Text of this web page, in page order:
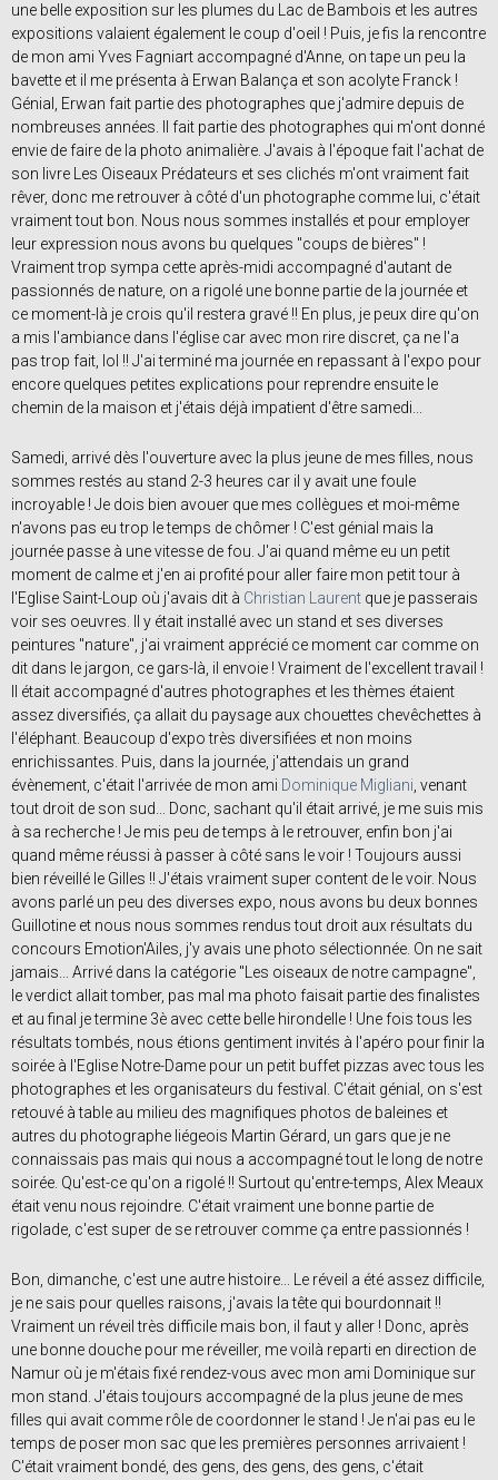
une belle exposition sur les plumes du Lac de Bambois et les autres
expositions valaient également le coup d'oeil ! Puis, je fis la rencontre
de mon ami Yves Fagniart accompagné d'Anne, on tape un peu la
bavette et il me présenta à Erwan Balança et son acolyte Franck !
Génial, Erwan fait partie des photographes que j'admire depuis de
nombreuses années. Il fait partie des photographes qui m'ont donné
envie de faire de la photo animalière. J'avais à l'époque fait l'achat de
son livre Les Oiseaux Prédateurs et ses clichés m'ont vraiment fait
rêver, donc me retrouver à côté d'un photographe comme lui, c'était
vraiment tout bon. Nous nous sommes installés et pour employer
leur expression nous avons bu quelques "coups de bières" !
Vraiment trop sympa cette après-midi accompagné d'autant de
passionnés de nature, on a rigolé une bonne partie de la journée et
ce moment-là je crois qu'il restera gravé !! En plus, je peux dire qu'on
a mis l'ambiance dans l'église car avec mon rire discret, ça ne l'a
pas trop fait, lol !! J'ai terminé ma journée en repassant à l'expo pour
encore quelques petites explications pour reprendre ensuite le
chemin de la maison et j'étais déjà impatient d'être samedi...
Samedi, arrivé dès l'ouverture avec la plus jeune de mes filles, nous
sommes restés au stand 2-3 heures car il y avait une foule
incroyable ! Je dois bien avouer que mes collègues et moi-même
n'avons pas eu trop le temps de chômer ! C'est génial mais la
journée passe à une vitesse de fou. J'ai quand même eu un petit
moment de calme et j'en ai profité pour aller faire mon petit tour à
l'Eglise Saint-Loup où j'avais dit à Christian Laurent que je passerais
voir ses oeuvres. Il y était installé avec un stand et ses diverses
peintures "nature", j'ai vraiment apprécié ce moment car comme on
dit dans le jargon, ce gars-là, il envoie ! Vraiment de l'excellent travail !
Il était accompagné d'autres photographes et les thèmes étaient
assez diversifiés, ça allait du paysage aux chouettes chevêchettes à
l'éléphant. Beaucoup d'expo très diversifiées et non moins
enrichissantes. Puis, dans la journée, j'attendais un grand
évènement, c'était l'arrivée de mon ami Dominique Migliani , venant
tout droit de son sud... Donc, sachant qu'il était arrivé, je me suis mis
à sa recherche ! Je mis peu de temps à le retrouver, enfin bon j'ai
quand même réussi à passer à côté sans le voir ! Toujours aussi
bien réveillé le Gilles !! J'étais vraiment super content de le voir. Nous
avons parlé un peu des diverses expo, nous avons bu deux bonnes
Guillotine et nous nous sommes rendus tout droit aux résultats du
concours Emotion'Ailes, j'y avais une photo sélectionnée. On ne sait
jamais... Arrivé dans la catégorie "Les oiseaux de notre campagne",
le verdict allait tomber, pas mal ma photo faisait partie des finalistes
et au final je termine 3è avec cette belle hirondelle ! Une fois tous les
résultats tombés, nous étions gentiment invités à l'apéro pour finir la
soirée à l'Eglise Notre-Dame pour un petit buffet pizzas avec tous les
photographes et les organisateurs du festival. C'était génial, on s'est
retouvé à table au milieu des magnifiques photos de baleines et
autres du photographe liégeois Martin Gérard, un gars que je ne
connaissais pas mais qui nous a accompagné tout le long de notre
soirée. Qu'est-ce qu'on a rigolé !! Surtout qu'entre-temps, Alex Meaux
était venu nous rejoindre. C'était vraiment une bonne partie de
rigolade, c'est super de se retrouver comme ça entre passionnés !
Bon, dimanche, c'est une autre histoire... Le réveil a été assez difficile,
je ne sais pour quelles raisons, j'avais la tête qui bourdonnait !!
Vraiment un réveil très difficile mais bon, il faut y aller ! Donc, après
une bonne douche pour me réveiller, me voilà reparti en direction de
Namur où je m'étais fixé rendez-vous avec mon ami Dominique sur
mon stand. J'étais toujours accompagné de la plus jeune de mes
filles qui avait comme rôle de coordonner le stand ! Je n'ai pas eu le
temps de poser mon sac que les premières personnes arrivaient !
C'était vraiment bondé, des gens, des gens, des gens, c'était